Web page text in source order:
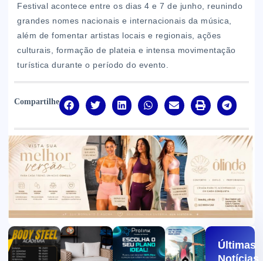
Festival acontece entre os dias 4 e 7 de junho, reunindo
grandes nomes nacionais e internacionais da música,
além de fomentar artistas locais e regionais, ações
culturais, formação de plateia e intensa movimentação
turística durante o período do evento.
Compartilhe
Últimas
Notícias